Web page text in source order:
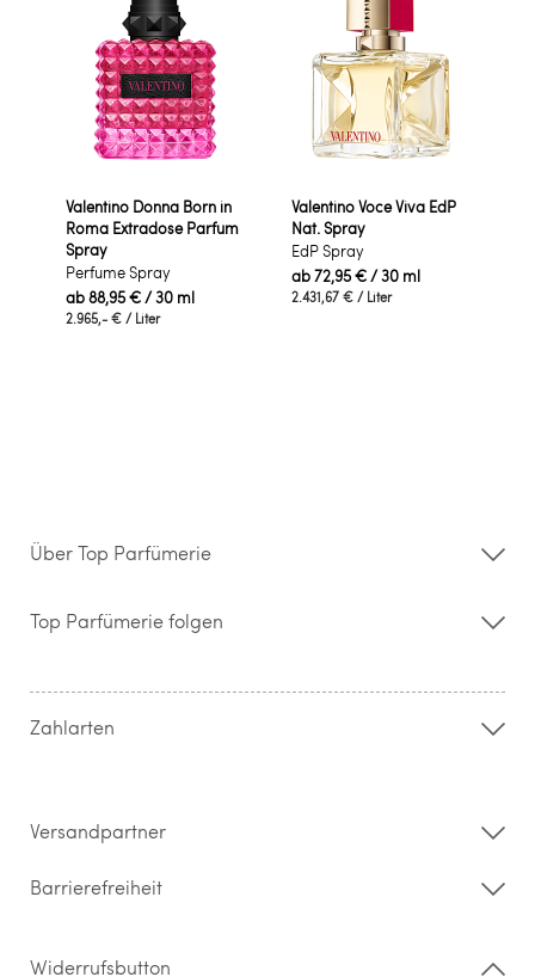
Valentino Donna Born in
Roma Extradose Parfum
Spray
Perfume Spray
ab88,95 €/ 30 ml
2.965,- € / Liter
Valentino Voce Viva EdP
Nat. Spray
EdP Spray
ab72,95 €/ 30 ml
2.431,67 € / Liter
Über Top Parfümerie
Storefinder
Kontakt
Widerrufsrecht & Rückgabebedingungen
Top Parfümerie folgen
Zahlarten
Versandpartner
Barrierefreiheit
Widerrufsbutton